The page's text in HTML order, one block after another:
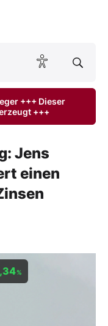
+++ Dieser
+++
Jens
einen
%